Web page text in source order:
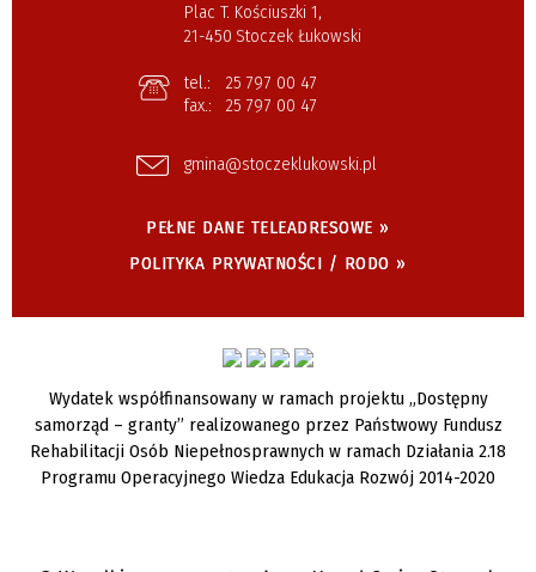
Plac T. Kościuszki 1,
21-450 Stoczek Łukowski
tel.:
25 797 00 47
fax.:
25 797 00 47
gmina@stoczeklukowski.pl
PEŁNE DANE TELEADRESOWE »
POLITYKA PRYWATNOŚCI / RODO »
Wydatek współfinansowany w ramach projektu „Dostępny
samorząd – granty” realizowanego przez Państwowy Fundusz
Rehabilitacji Osób Niepełnosprawnych w ramach Działania 2.18
Programu Operacyjnego Wiedza Edukacja Rozwój 2014-2020